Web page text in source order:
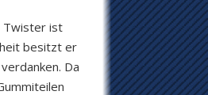
Twister ist
besitzt er
Da